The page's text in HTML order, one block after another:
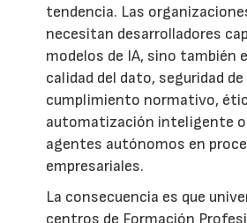
tendencia. Las
necesitan desarrolladores
modelos de IA, sino también
calidad del dato, seguridad
cumplimiento normativo,
automatización inteligente
agentes autónomos en
empresariales.
La consecuencia es que
centros de Formación